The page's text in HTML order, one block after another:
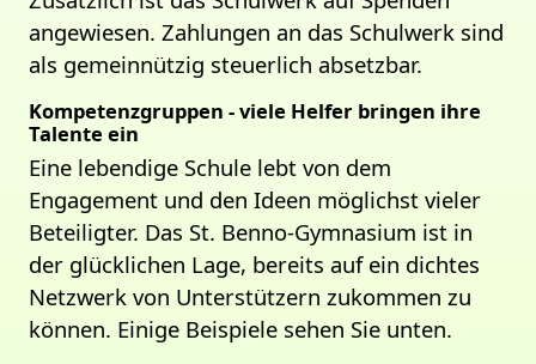
angewiesen. Zahlungen an das Schulwerk sind
als gemeinnützig steuerlich absetzbar.
Kompetenzgruppen - viele Helfer bringen ihre
Talente ein
Eine lebendige Schule lebt von dem
Engagement und den Ideen möglichst vieler
Beteiligter. Das St. Benno-Gymnasium ist in
der glücklichen Lage, bereits auf ein dichtes
Netzwerk von Unterstützern zukommen zu
können. Einige Beispiele sehen Sie unten.